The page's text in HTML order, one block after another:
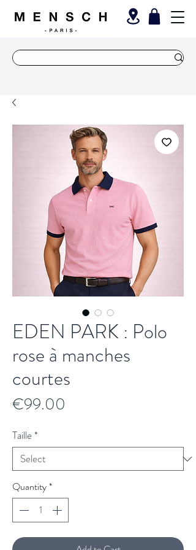
EDEN PARK : Polo
rose à manches
courtes
€99.00
Taille*
Quantity*